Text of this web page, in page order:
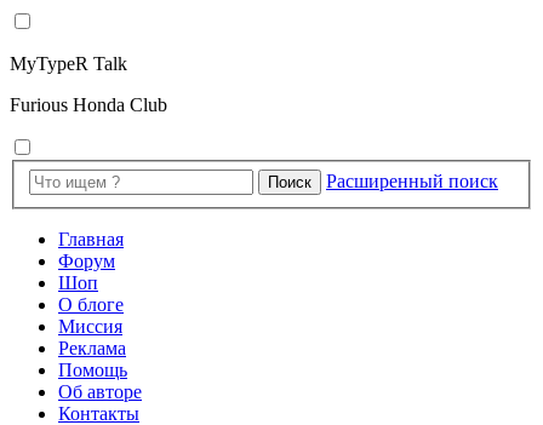
MyTypeR Talk
Furious Honda Club
Поиск Расширенный поиск
Главная
Форум
Шоп
О блоге
Миссия
Реклама
Помощь
Об авторе
Контакты